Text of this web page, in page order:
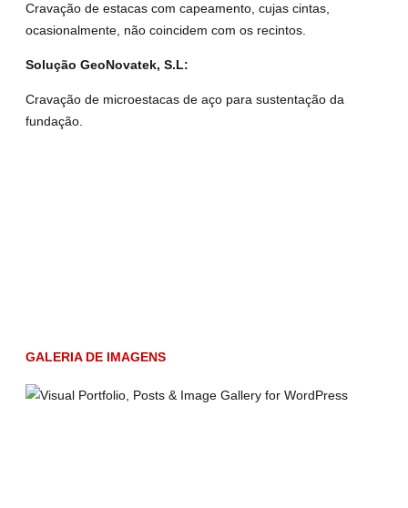
Cravação de estacas com capeamento, cujas cintas,
ocasionalmente, não coincidem com os recintos.
Solução GeoNovatek, S.L:
Cravação de microestacas de aço para sustentação da
fundação.
GALERIA DE IMAGENS